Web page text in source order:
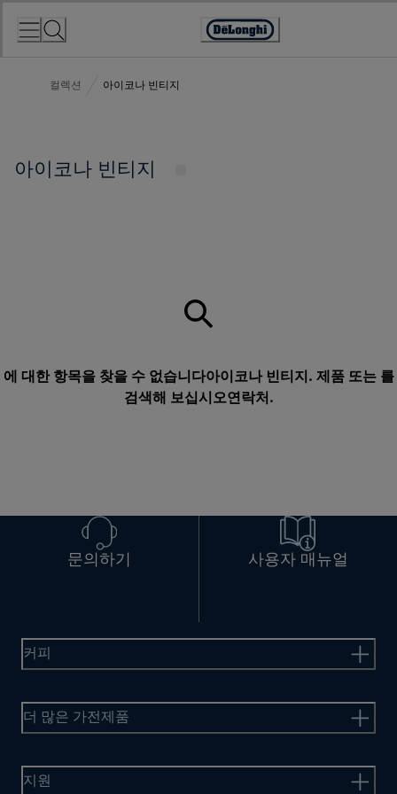
Accessibility
컬렉션 아이코나 빈티지
아이코나 빈티지
에 대한 항목을 찾을 수 없습니다아이코나 빈티지. 제품 또는 를
검색해 보십시오연락처 .
문의하기 사용자 매뉴얼
커피
더 많은 가전제품
지원